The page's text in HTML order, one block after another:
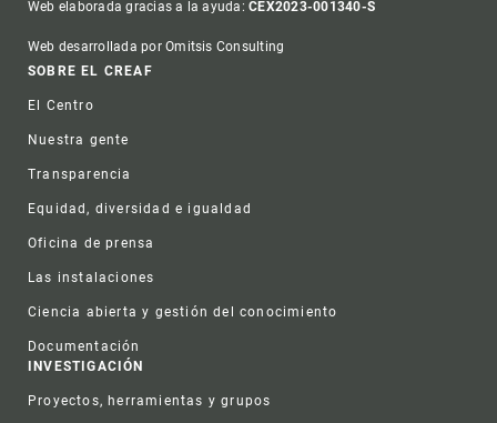
Web elaborada gracias a la ayuda:CEX2023-001340-S
Web desarrollada por Omitsis Consulting
Footer
SOBRE EL CREAF
El Centro
Nuestra gente
Transparencia
Equidad, diversidad e igualdad
Oficina de prensa
Las instalaciones
Ciencia abierta y gestión del conocimiento
Documentación
INVESTIGACIÓN
Proyectos, herramientas y grupos